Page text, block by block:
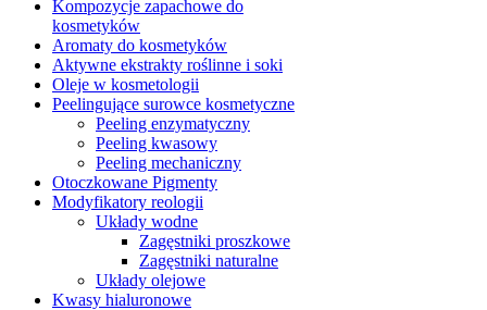
Kompozycje zapachowe do
kosmetyków
Aromaty do kosmetyków
Aktywne ekstrakty roślinne i soki
Oleje w kosmetologii
Peelingujące surowce kosmetyczne
Peeling enzymatyczny
Peeling kwasowy
Peeling mechaniczny
Otoczkowane Pigmenty
Modyfikatory reologii
Układy wodne
Zagęstniki proszkowe
Zagęstniki naturalne
Układy olejowe
Kwasy hialuronowe